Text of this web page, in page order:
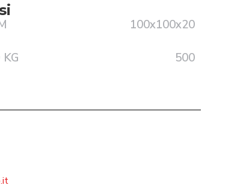
100x100x20
500